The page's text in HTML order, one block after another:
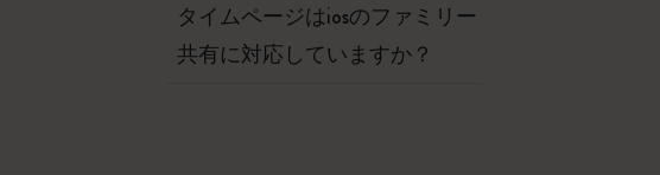
タイムページはiosのファミリー
共有に対応していますか？